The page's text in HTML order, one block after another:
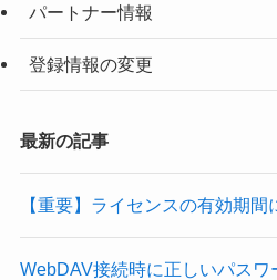
パートナー情報
登録情報の変更
最新の記事
【重要】ライセンスの有効期間
WebDAV接続時に正しいパスワ